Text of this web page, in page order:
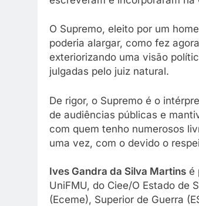
O Supremo, eleito por um
poderia alargar, como fez
exteriorizando uma visão
julgadas pelo juiz natural.
De rigor, o Supremo é o
de audiências públicas e
com quem tenho numerosos
uma vez, com o devido o
Ives Gandra da Silva Martins é
UniFMU, do Ciee/O Estado de
(Eceme), Superior de Guerra